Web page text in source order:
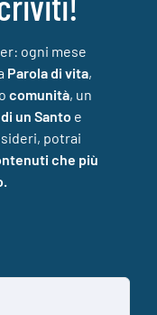
ogni mese
Parola di vita,
comunità, un
un Santo e
potrai
che più